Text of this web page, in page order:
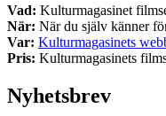
Vad: Kulturmagasinet
När: När du själv känner
Var: Kulturmagasinets
Pris: Kulturmagasinets
Nyhetsbrev